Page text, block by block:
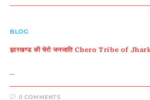
BLOG
झारखण्ड की चेरो जनजाति Chero Tribe of
…
0 COMMENTS